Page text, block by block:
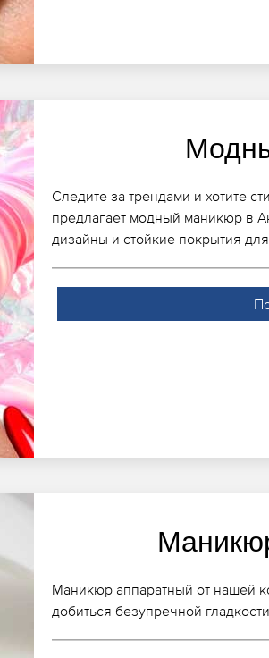
Следите за трендами и хотите
предлагает модный маникюр в
дизайны и стойкие покрытия
Маникюр аппаратный от нашей
добиться безупречной